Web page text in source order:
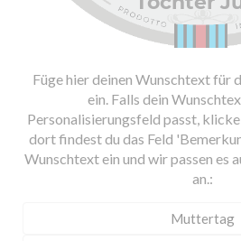
Füge hier deinen Wunschtext für
ein. Falls dein
Personalisierungsfeld passt,
dort findest du das Feld
Wunschtext ein und wir passen es
an.: